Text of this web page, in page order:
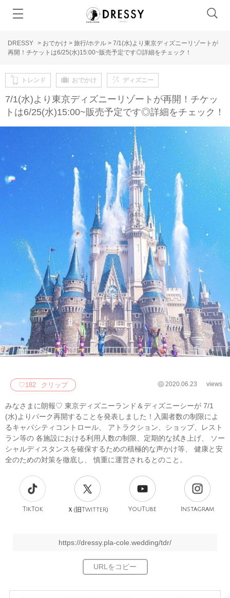
DRESSY > おでかけ > 旅行/ホテル > 7/1(水)より東京ディズニーリゾートが
再開！チケットは6/25(水)15:00~販売予定です◎詳細をチェック！
トレンド おでかけ ディズニー
7/1(水)より東京ディズニーリゾートが再開！チケッ
トは6/25(水)15:00~販売予定です◎詳細をチェック！
♡182 クリップ 2020.06.23 views
みなさまに朗報♡ 東京ディズニーランド＆ディズニーシーが 7/1
(水)よりパーク再開することを発表しました！入園者数の制限によ
るキャパシティコントロール、 アトラクション、ショップ、レスト
ラン等の 各施設における利用人数の制限、定期的な拭き上げ、 ソー
シャルディスタンスを確保するための積極的な声かけ等、 健康と安
全のための対策を徹底し、 慎重に運営されるとのこと。
TikTok Ｘ(旧Twitter) YouTube Instagram
https://dressy.pla-cole.wedding/tdr/